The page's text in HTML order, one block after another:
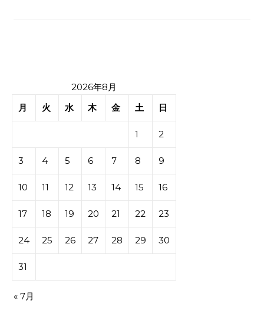
2026年8月
月
火 水 木 金 土 日
1 2
3 4 5 6 7 8 9
10 11 12 13 14 15 16
17 18 19 20 21 22 23
24 25 26 27 28 29 30
31
« 7月